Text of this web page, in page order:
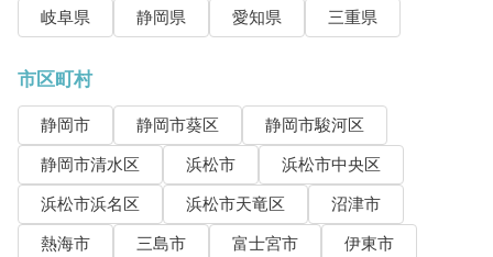
岐阜県 静岡県 愛知県 三重県
市区町村
静岡市 静岡市葵区
静岡市駿河区
静岡市清水区
浜松市
浜松市中央区
浜松市浜名区
浜松市天竜区
沼津市
熱海市
三島市 富士宮市
伊東市